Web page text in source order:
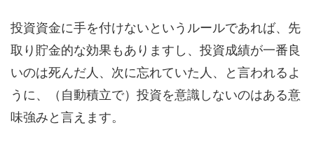
投資資金に手を付けないというルールであれば、先
取り貯金的な効果もありますし、投資成績が一番良
いのは死んだ人、次に忘れていた人、と言われるよ
うに、（自動積立で）投資を意識しないのはある意
味強みと言えます。